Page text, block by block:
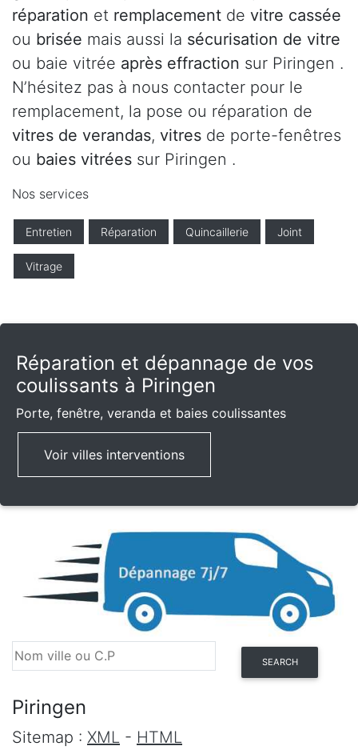
réparation et remplacement de vitre cassée
ou brisée mais aussi la sécurisation de vitre
ou baie vitrée après effraction sur Piringen .
N’hésitez pas à nous contacter pour le
remplacement, la pose ou réparation de
vitres de verandas, vitres de porte-fenêtres
ou baies vitrées sur Piringen .
Nos services
Entretien Réparation Quincaillerie Joint
Vitrage
Réparation et dépannage de vos
coulissants à Piringen
Porte, fenêtre, veranda et baies coulissantes
Voir villes interventions
SEARCH
Piringen
Sitemap : XML - HTML